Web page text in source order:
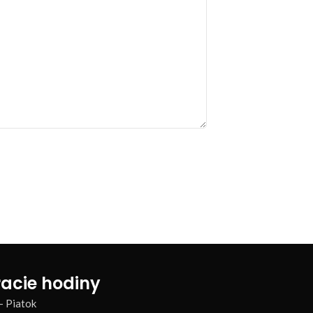
hodiny
Piatok